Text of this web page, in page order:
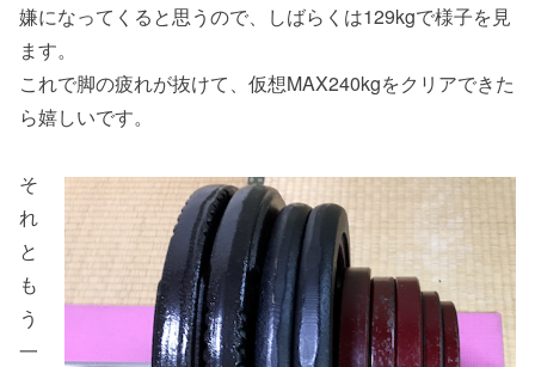
嫌になってくると思うので、しばらくは129kgで様子を見
ます。
これで脚の疲れが抜けて、仮想MAX240kgをクリアできた
ら嬉しいです。
そ
れ
と
も
う
一